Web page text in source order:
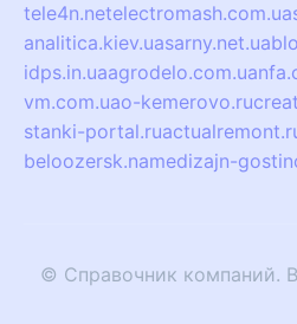
tele4n.netelectromash.com.ua
analitica.kiev.uasarny.net.ua
idps.in.uaagrodelo.com.ua
vm.com.uao-kemerovo.ru
stanki-portal.ru
beloozersk.namedizajn-
© Справочник компаний.